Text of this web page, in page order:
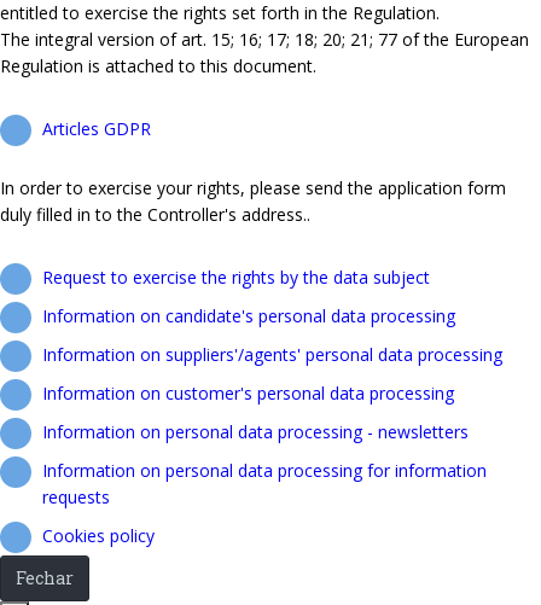
entitled to exercise the rights set forth in the Regulation.
The integral version of art. 15; 16; 17; 18; 20; 21; 77 of the European
Regulation is attached to this document.
Articles GDPR
In order to exercise your rights, please send the application form
duly filled in to the Controller's address..
Request to exercise the rights by the data subject
Information on candidate's personal data processing
Information on suppliers'/agents' personal data processing
Information on customer's personal data processing
Information on personal data processing - newsletters
Information on personal data processing for information
requests
Cookies policy
Fechar